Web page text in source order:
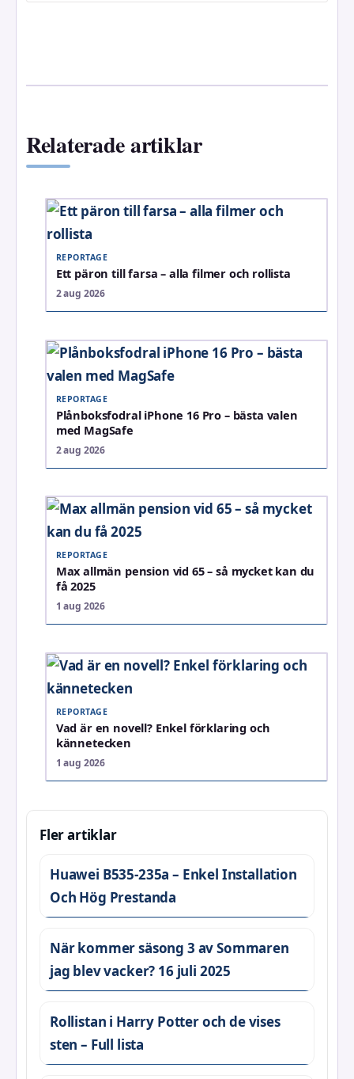
Relaterade artiklar
REPORTAGE
Ett päron till farsa – alla filmer och rollista
2 aug 2026
REPORTAGE
Plånboksfodral iPhone 16 Pro – bästa valen
med MagSafe
2 aug 2026
REPORTAGE
Max allmän pension vid 65 – så mycket kan du
få 2025
1 aug 2026
REPORTAGE
Vad är en novell? Enkel förklaring och
kännetecken
1 aug 2026
Fler artiklar
Huawei B535-235a – Enkel Installation
Och Hög Prestanda
När kommer säsong 3 av Sommaren
jag blev vacker? 16 juli 2025
Rollistan i Harry Potter och de vises
sten – Full lista